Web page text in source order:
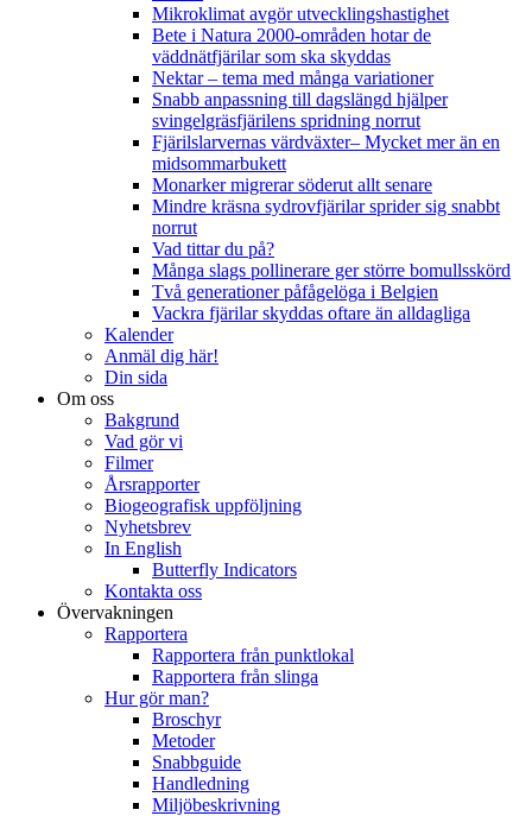
Mikroklimat avgör utvecklingshastighet
Bete i Natura 2000-områden hotar de
väddnätfjärilar som ska skyddas
Nektar – tema med många variationer
Snabb anpassning till dagslängd hjälper
svingelgräsfjärilens spridning norrut
Fjärilslarvernas värdväxter– Mycket mer än en
midsommarbukett
Monarker migrerar söderut allt senare
Mindre kräsna sydrovfjärilar sprider sig snabbt
norrut
Vad tittar du på?
Många slags pollinerare ger större bomullsskörd
Två generationer påfågelöga i Belgien
Vackra fjärilar skyddas oftare än alldagliga
Kalender
Anmäl dig här!
Din sida
Om oss
Bakgrund
Vad gör vi
Filmer
Årsrapporter
Biogeografisk uppföljning
Nyhetsbrev
In English
Butterfly Indicators
Kontakta oss
Övervakningen
Rapportera
Rapportera från punktlokal
Rapportera från slinga
Hur gör man?
Broschyr
Metoder
Snabbguide
Handledning
Miljöbeskrivning